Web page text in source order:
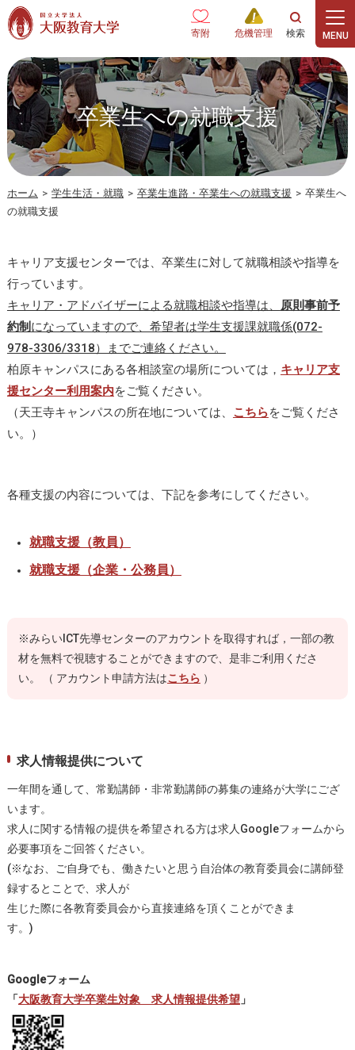
本文へ
寄附 危機管理
卒業生への就職支援
ホーム > 学生生活・就職 > 卒業生進路・卒業生への就職支援 > 卒業生へ
の就職支援
キャリア支援センターでは、卒業生に対して就職相談や指導を
行っています。
キャリア・アドバイザーによる就職相談や指導は、 原則事前予
約制 になっていますので、希望者は学生支援課就職係(072-
978-3306/3318）までご連絡ください。
柏原キャンパスにある各相談室の場所については， キャリア支
援センター利用案内をご覧ください。
（天王寺キャンパスの所在地については、 こちらをご覧くださ
い。）
各種支援の内容については、下記を参考にしてください。
就職支援（教員）
就職支援（企業・公務員）
※みらいICT先導センターのアカウントを取得すれば，一部の教
材を無料で視聴することができますので、是非ご利用くださ
い。 （ アカウント申請方法はこちら ）
求人情報提供について
一年間を通して、常勤講師・非常勤講師の募集の連絡が大学にござ
います。
求人に関する情報の提供を希望される方は求人Googleフォームから
必要事項をご回答ください。
(※なお、ご自身でも、働きたいと思う自治体の教育委員会に講師登
録するとことで、求人が
生じた際に各教育委員会から直接連絡を頂くことができま
す。)
Googleフォーム
「大阪教育大学卒業生対象 求人情報提供希望」